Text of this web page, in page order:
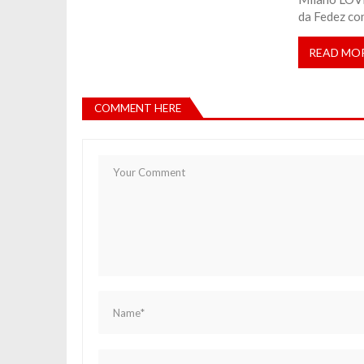
da Fedez
READ
COMMENT HERE